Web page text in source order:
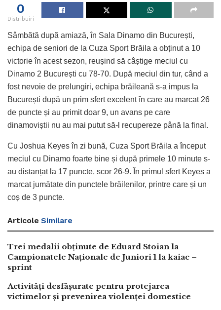
0
Distribuiri
Sâmbătă după amiază, în Sala Dinamo din București,
echipa de seniori de la Cuza Sport Brăila a obținut a 10
victorie în acest sezon, reușind să câștige meciul cu
Dinamo 2 București cu 78-70. După meciul din tur, când a
fost nevoie de prelungiri, echipa brăileană s-a impus la
București după un prim sfert excelent în care au marcat 26
de puncte și au primit doar 9, un avans pe care
dinamoviștii nu au mai putut să-l recupereze până la final.
Cu Joshua Keyes în zi bună, Cuza Sport Brăila a început
meciul cu Dinamo foarte bine și după primele 10 minute s-
au distanțat la 17 puncte, scor 26-9. În primul sfert Keyes a
marcat jumătate din punctele brăilenilor, printre care și un
coș de 3 puncte.
Articole Similare
Trei medalii obținute de Eduard Stoian la
Campionatele Naționale de Juniori 1 la kaiac –
sprint
Activități desfășurate pentru protejarea
victimelor și prevenirea violenței domestice